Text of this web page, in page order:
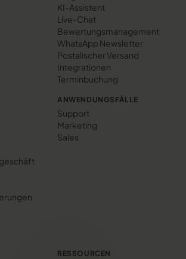
KI-Assistent
Live-Chat
Bewertungs­management
WhatsApp Newsletter
Postalischer Versand
Integrationen
Terminbuchung
ANWENDUNGSFÄLLE
Support
Marketing
Sales
RESSOURCEN